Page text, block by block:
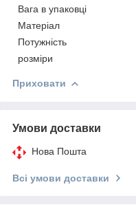
Вага в упаковці
Матеріал
Потужність
розміри
Приховати
Умови доставки
Нова Пошта
Всі умови доставки